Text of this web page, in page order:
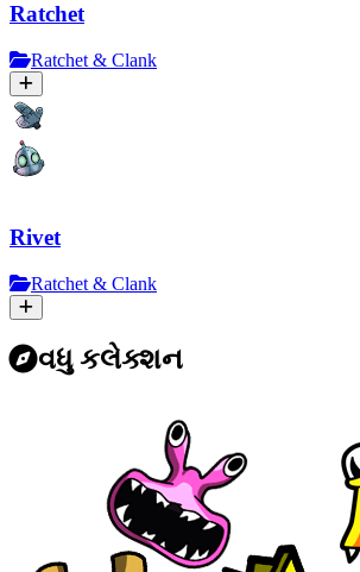
Ratchet
Ratchet & Clank
Rivet
Ratchet & Clank
વધુ કલેક્શન